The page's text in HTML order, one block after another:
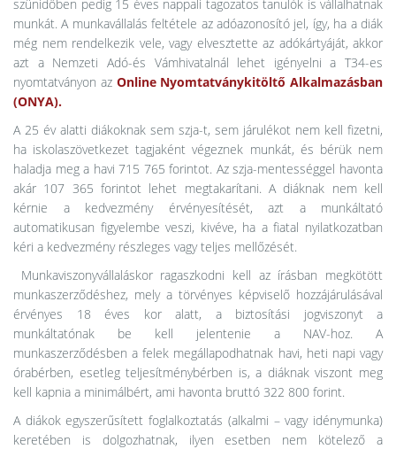
szünidőben pedig 15 éves nappali tagozatos tanulók is vállalhatnak
munkát. A munkavállalás feltétele az adóazonosító jel, így, ha a diák
még nem rendelkezik vele, vagy elvesztette az adókártyáját, akkor
azt a Nemzeti Adó-és Vámhivatalnál lehet igényelni a T34-es
nyomtatványon az Online Nyomtatványkitöltő Alkalmazásban
(ONYA).
A 25 év alatti diákoknak sem szja-t, sem járulékot nem kell fizetni,
ha iskolaszövetkezet tagjaként végeznek munkát, és bérük nem
haladja meg a havi 715 765 forintot. Az szja-mentességgel havonta
akár 107 365 forintot lehet megtakarítani. A diáknak nem kell
kérnie a kedvezmény érvényesítését, azt a munkáltató
automatikusan figyelembe veszi, kivéve, ha a fiatal nyilatkozatban
kéri a kedvezmény részleges vagy teljes mellőzését.
Munkaviszonyvállaláskor ragaszkodni kell az írásban megkötött
munkaszerződéshez, mely a törvényes képviselő hozzájárulásával
érvényes 18 éves kor alatt, a biztosítási jogviszonyt a
munkáltatónak be kell jelentenie a NAV-hoz. A
munkaszerződésben a felek megállapodhatnak havi, heti napi vagy
órabérben, esetleg teljesítménybérben is, a diáknak viszont meg
kell kapnia a minimálbért, ami havonta bruttó 322 800 forint.
A diákok egyszerűsített foglalkoztatás (alkalmi – vagy idénymunka)
keretében is dolgozhatnak, ilyen esetben nem kötelező a